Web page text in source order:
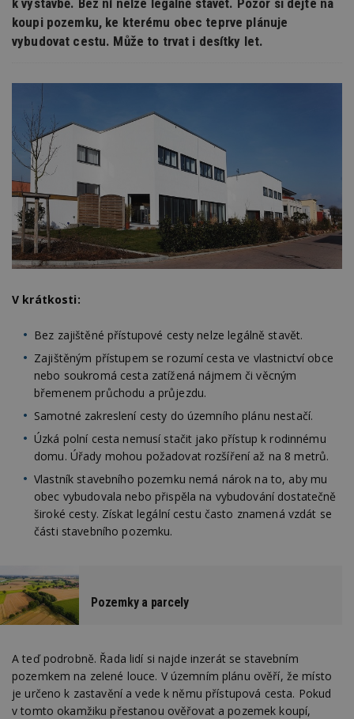
koupi pozemku, ke kterému obec teprve plánuje
vybudovat cestu. Může to trvat i desítky let.
V krátkosti:
Bez zajištěné přístupové cesty nelze legálně stavět.
Zajištěným přístupem se rozumí cesta ve vlastnictví obce
nebo soukromá cesta zatížená nájmem či věcným
břemenem průchodu a průjezdu.
Samotné zakreslení cesty do územního plánu nestačí.
Úzká polní cesta nemusí stačit jako přístup k rodinnému
domu. Úřady mohou požadovat rozšíření až na 8 metrů.
Vlastník stavebního pozemku nemá nárok na to, aby mu
obec vybudovala nebo přispěla na vybudování dostatečně
široké cesty. Získat legální cestu často znamená vzdát se
části stavebního pozemku.
Pozemky a parcely
A teď podrobně. Řada lidí si najde inzerát se stavebním
pozemkem na zelené louce. V územním plánu ověří, že místo
je určeno k zastavění a vede k němu přístupová cesta. Pokud
v tomto okamžiku přestanou ověřovat a pozemek koupí,